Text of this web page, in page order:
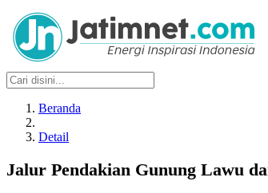
Beranda
Detail
Jalur Pendakian Gunung Lawu